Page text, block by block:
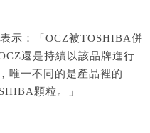
示：「OCZ被TOSHIBA併
還是持續以該品牌進行
唯一不同的是產品裡的
顆粒。」